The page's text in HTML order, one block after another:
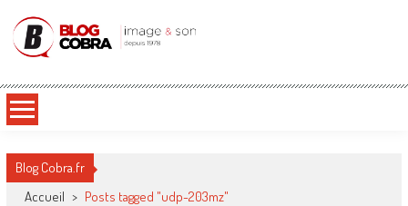
Blog Cobra
Blog Cobra.fr
Accueil > Posts tagged "udp-203mz"